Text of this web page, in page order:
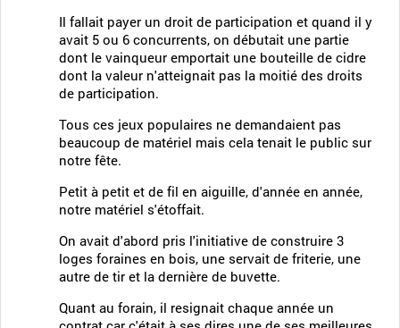
Il fallait payer un droit de participation et quand il y
avait 5 ou 6 concurrents, on débutait une partie
dont le vainqueur emportait une bouteille de cidre
dont la valeur n'atteignait pas la moitié des droits
de participation.
Tous ces jeux populaires ne demandaient pas
beaucoup de matériel mais cela tenait le public sur
notre fête.
Petit à petit et de fil en aiguille, d'année en année,
notre matériel s'étoffait.
On avait d'abord pris l'initiative de construire 3
loges foraines en bois, une servait de friterie, une
autre de tir et la dernière de buvette.
Quant au forain, il resignait chaque année un